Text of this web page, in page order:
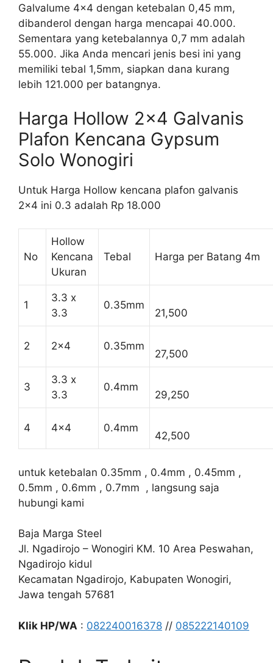
Galvalume 4×4 dengan ketebalan 0,45 mm,
dibanderol dengan harga mencapai 40.000.
Sementara yang ketebalannya 0,7 mm adalah
55.000. Jika Anda mencari jenis besi ini yang
memiliki tebal 1,5mm, siapkan dana kurang
lebih 121.000 per batangnya.
Harga Hollow 2×4 Galvanis
Plafon Kencana Gypsum
Solo Wonogiri
Untuk Harga Hollow kencana plafon galvanis
2×4 ini 0.3 adalah Rp 18.000
No
Hollow
Kencana
Ukuran
Tebal Harga per Batang 4m
1
3.3 x
3.3
0.35mm
21,500
2 2×4 0.35mm
27,500
3
3.3 x
3.3
0.4mm
29,250
4 4×4 0.4mm
42,500
untuk ketebalan 0.35mm , 0.4mm , 0.45mm ,
0.5mm , 0.6mm , 0.7mm , langsung saja
hubungi kami
Baja Marga Steel
Jl. Ngadirojo – Wonogiri KM. 10 Area Peswahan,
Ngadirojo kidul
Kecamatan Ngadirojo, Kabupaten Wonogiri,
Jawa tengah 57681
Klik HP/WA : 082240016378 // 085222140109